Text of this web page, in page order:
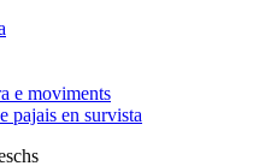
e moviments
pajais en survista